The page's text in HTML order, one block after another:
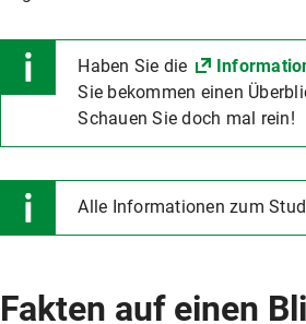
Haben Sie die
Sie bekommen einen
Schauen Sie doch mal rein!
Alle Informationen zum
Fakten auf einen